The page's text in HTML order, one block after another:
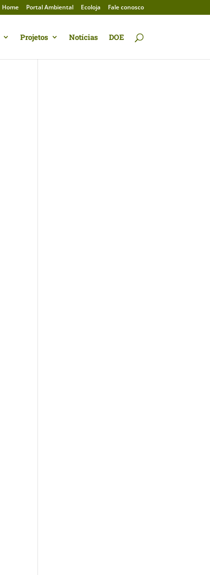
Home Portal Ambiental Ecoloja Fale conosco
Projetos Notícias DOE